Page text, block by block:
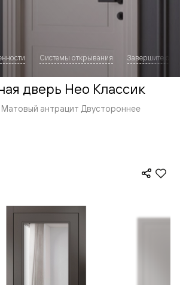
Системы открывания Завершите
дверь Нео Классик
антрацит Двустороннее